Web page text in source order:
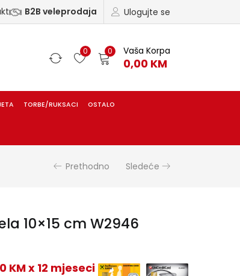
Ulogujte se
B2B veleprodaja
0 0 Vaša Korpa
0,00 KM
TORBE/RUKSACI OSTALO
Prethodno Sledeće
10×15 cm W2946
KM x 12 mjeseci